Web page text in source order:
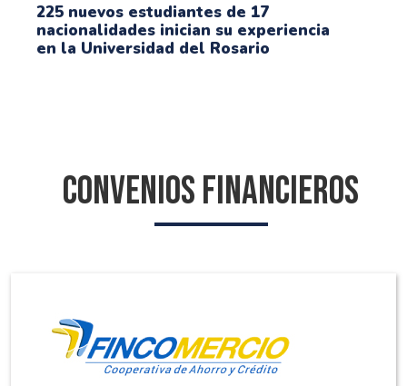
225 nuevos estudiantes de 17
nacionalidades inician su experiencia
en la Universidad del Rosario
Convenios financieros